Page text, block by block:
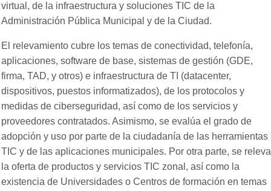
virtual, de la infraestructura y soluciones TIC de la
Administración Pública Municipal y de la Ciudad.
El relevamiento cubre los temas de conectividad, telefonía,
aplicaciones, software de base, sistemas de gestión (GDE,
firma, TAD, y otros) e infraestructura de TI (datacenter,
dispositivos, puestos informatizados), de los protocolos y
medidas de ciberseguridad, así como de los servicios y
proveedores contratados. Asimismo, se evalúa el grado de
adopción y uso por parte de la ciudadanía de las herramientas
TIC y de las aplicaciones municipales. Por otra parte, se releva
la oferta de productos y servicios TIC zonal, así como la
existencia de Universidades o Centros de formación en temas